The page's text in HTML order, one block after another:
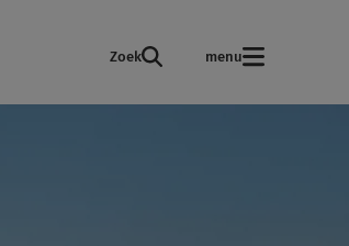
menu
Zoek